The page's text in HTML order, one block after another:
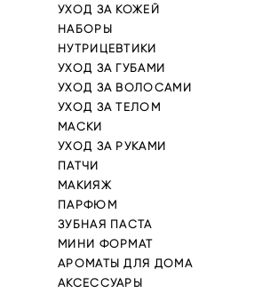
УХОД ЗА КОЖЕЙ
НАБОРЫ
НУТРИЦЕВТИКИ
УХОД ЗА ГУБАМИ
УХОД ЗА ВОЛОСАМИ
УХОД ЗА ТЕЛОМ
МАСКИ
УХОД ЗА РУКАМИ
ПАТЧИ
МАКИЯЖ
ПАРФЮМ
ЗУБНАЯ ПАСТА
МИНИ ФОРМАТ
АРОМАТЫ ДЛЯ ДОМА
АКСЕССУАРЫ